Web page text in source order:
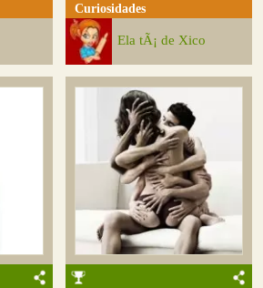
Curiosidades
Ela tÃ¡ de Xico